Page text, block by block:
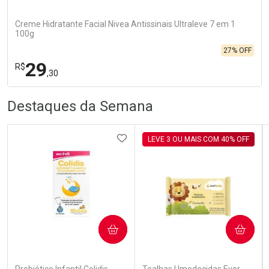
Creme Hidratante Facial Nivea Antissinais Ultraleve 7 em 1
100g
R$29,30
27% OFF
Laboratório
Por Menos
Destaques da Semana
ADICIONAR AOS FAVORITOS
COMPRAR
LEVE 3 OU MAIS COM 40% OFF
COMPRAR